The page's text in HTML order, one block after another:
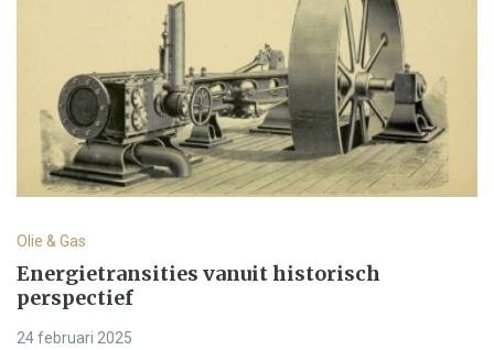
Olie & Gas
Energietransities vanuit historisch
perspectief
24 februari 2025